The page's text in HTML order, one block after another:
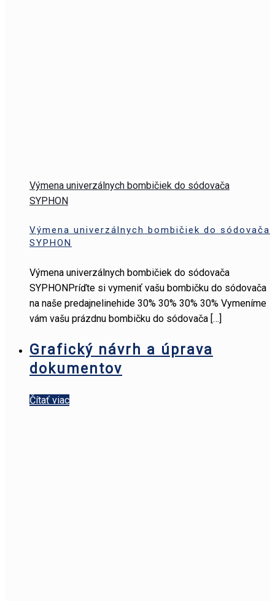
Výmena univerzálnych bombičiek do sódovača
SYPHON
Výmena univerzálnych bombičiek do sódovača
SYPHON
Výmena univerzálnych bombičiek do sódovača
SYPHONPríďte si vymeniť vašu bombičku do sódovača
na naše predajnelinehide 30% 30% 30% 30% Vymeníme
vám vašu prázdnu bombičku do sódovača […]
Grafický návrh a úprava
dokumentov
Čítať viac